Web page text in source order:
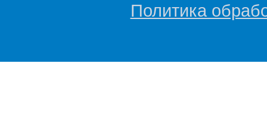
Политика